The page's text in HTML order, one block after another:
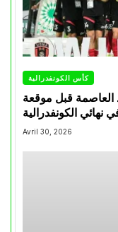
كأس الكونفدرالية
العاصمة قبل موقعة
نهائي الكونفدرالية
Avril 30, 2026